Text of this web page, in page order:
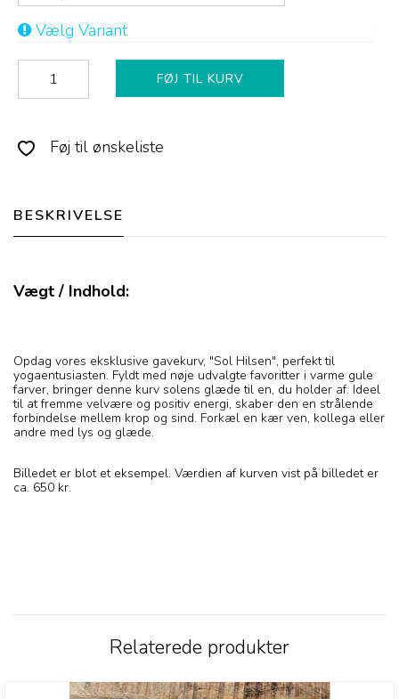
Vælg Variant
FØJ TIL KURV
Føj til ønskeliste
BESKRIVELSE
Vægt / Indhold:
Opdag vores eksklusive gavekurv, "Sol Hilsen", perfekt til
yogaentusiasten. Fyldt med nøje udvalgte favoritter i varme gule
farver, bringer denne kurv solens glæde til en, du holder af. Ideel
til at fremme velvære og positiv energi, skaber den en strålende
forbindelse mellem krop og sind. Forkæl en kær ven, kollega eller
andre med lys og glæde.
Billedet er blot et eksempel. Værdien af kurven vist på billedet er
ca. 650 kr.
Relaterede produkter